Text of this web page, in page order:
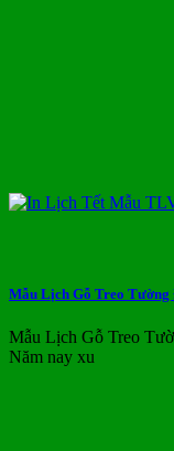
Mẫu Lịch Gỗ Treo Tường
Mẫu Lịch Gỗ Treo
Năm nay xu